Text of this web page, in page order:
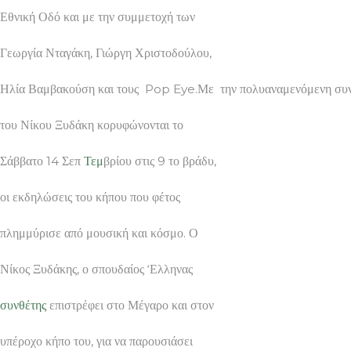
Εθνική Οδό και με την συμμετοχή των
Γεωργία Νταγάκη, Γιώργη Χριστοδούλου,
Ηλία Βαμβακούση και τους Pop Eye.Με την πολυαναμενόμενη
του Νίκου Ξυδάκη κορυφώνονται το
Σάββατο 14 Σεπ Τεμβρίου στις 9 το βράδυ,
οι εκδηλώσεις του κήπου που φέτος
πλημμύρισε από μουσική και κόσμο. Ο
Νίκος Ξυδάκης, ο σπουδαίος ‘Ελληνας
συνθέτης επιστρέφει στο Μέγαρο και στον
υπέροχο κήπο του, για να παρουσιάσει